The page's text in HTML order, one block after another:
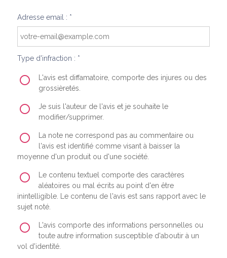
Adresse email : *
Type d'infraction : *
L'avis est diffamatoire, comporte des injures ou des
grossièretés.
Je suis l'auteur de l'avis et je souhaite le
modifier/supprimer.
La note ne correspond pas au commentaire ou
l'avis est identifié comme visant à baisser la
moyenne d'un produit ou d'une société.
Le contenu textuel comporte des caractères
aléatoires ou mal écrits au point d'en être
inintelligible. Le contenu de l'avis est sans rapport avec le
sujet noté.
L'avis comporte des informations personnelles ou
toute autre information susceptible d'aboutir à un
vol d'identité.